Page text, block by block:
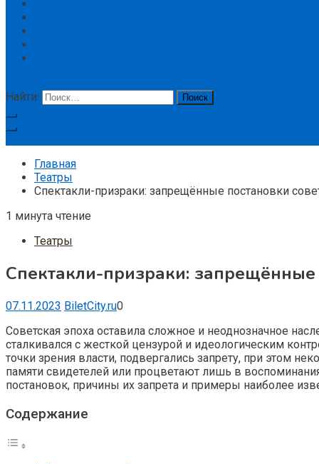
Найти:
Главная
Театры
Спектакли-призраки: запрещённые постановки
1 минута чтение
Театры
Спектакли-призраки: запрещённые
07.11.2023 BiletCity.ru0
Советская эпоха оставила сложное и неоднозначное
сталкивался с жесткой цензурой и идеологическим
точки зрения власти, подвергались запрету, при этом
памяти свидетелей или процветают лишь в
постановок, причины их запрета и примеры наиболее
Содержание